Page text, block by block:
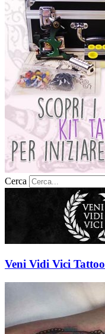
Cerca
Veni Vidi Vici